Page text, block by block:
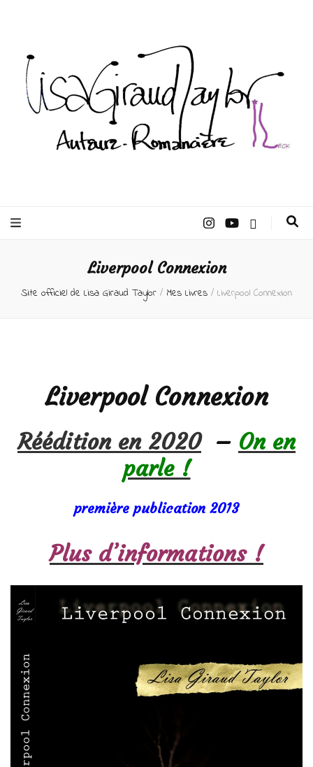
Taylor –
Auteur
Liverpool Connexion
Site officiel de Lisa Giraud Taylor / Mes Livres / Liverpool Connexion
Liverpool Connexion
Réédition en 2020– On en
parle !
première publication 2013
Plus d’informations !